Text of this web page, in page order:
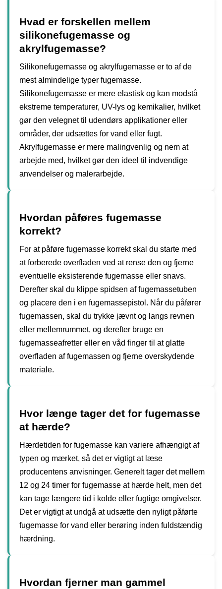
Hvad er forskellen mellem
silikonefugemasse og
akrylfugemasse?
Silikonefugemasse og akrylfugemasse er to af de
mest almindelige typer fugemasse.
Silikonefugemasse er mere elastisk og kan modstå
ekstreme temperaturer, UV-lys og kemikalier, hvilket
gør den velegnet til udendørs applikationer eller
områder, der udsættes for vand eller fugt.
Akrylfugemasse er mere malingvenlig og nem at
arbejde med, hvilket gør den ideel til indvendige
anvendelser og malerarbejde.
Hvordan påføres fugemasse
korrekt?
For at påføre fugemasse korrekt skal du starte med
at forberede overfladen ved at rense den og fjerne
eventuelle eksisterende fugemasse eller snavs.
Derefter skal du klippe spidsen af fugemassetuben
og placere den i en fugemassepistol. Når du påfører
fugemassen, skal du trykke jævnt og langs revnen
eller mellemrummet, og derefter bruge en
fugemasseafretter eller en våd finger til at glatte
overfladen af fugemassen og fjerne overskydende
materiale.
Hvor længe tager det for fugemasse
at hærde?
Hærdetiden for fugemasse kan variere afhængigt af
typen og mærket, så det er vigtigt at læse
producentens anvisninger. Generelt tager det mellem
12 og 24 timer for fugemasse at hærde helt, men det
kan tage længere tid i kolde eller fugtige omgivelser.
Det er vigtigt at undgå at udsætte den nyligt påførte
fugemasse for vand eller berøring inden fuldstændig
hærdning.
Hvordan fjerner man gammel